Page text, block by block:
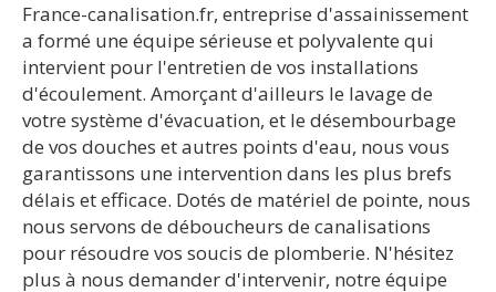
France-canalisation.fr, entreprise d'assainissement
a formé une équipe sérieuse et polyvalente qui
intervient pour l'entretien de vos installations
d'écoulement. Amorçant d'ailleurs le lavage de
votre système d'évacuation, et le désembourbage
de vos douches et autres points d'eau, nous vous
garantissons une intervention dans les plus brefs
délais et efficace. Dotés de matériel de pointe, nous
nous servons de déboucheurs de canalisations
pour résoudre vos soucis de plomberie. N'hésitez
plus à nous demander d'intervenir, notre équipe